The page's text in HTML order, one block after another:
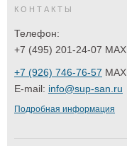
КОНТАКТЫ
Телефон:
+7 (495) 201-24-07 MAX
+7 (926) 746-76-57 MAX
E-mail: info@sup-san.ru
Подробная информация